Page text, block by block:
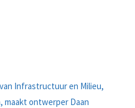
Infrastructuur en Milieu,
maakt ontwerper Daan